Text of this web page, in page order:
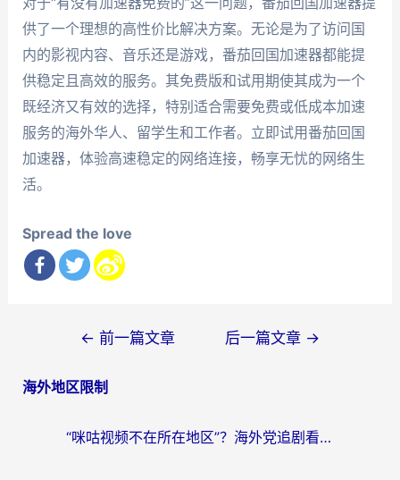
供了一个理想的高性价比解决方案。无论是为了访问国
内的影视内容、音乐还是游戏，番茄回国加速器都能提
供稳定且高效的服务。其免费版和试用期使其成为一个
既经济又有效的选择，特别适合需要免费或低成本加速
服务的海外华人、留学生和工作者。立即试用番茄回国
加速器，体验高速稳定的网络连接，畅享无忧的网络生
活。
Spread the love
导
← 前一篇文章 后一篇文章 →
海外地区限制
“咪咕视频不在所在地区”？海外党追剧看片、炒股的救星来了！